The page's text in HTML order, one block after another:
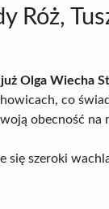
Róż,
Olga Wiecha
co
obecność na
się szeroki